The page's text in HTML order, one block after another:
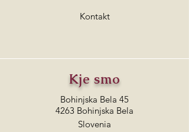
Kontakt
Kje smo
Bohinjska Bela 45
4263 Bohinjska Bela
Slovenia